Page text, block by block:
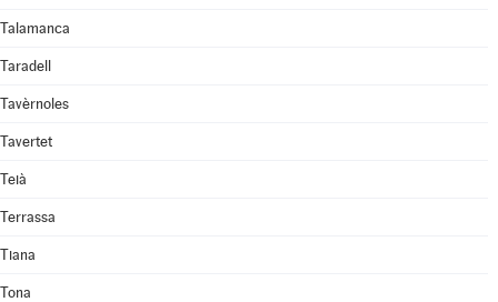
Talamanca
Taradell
Tavèrnoles
Tavertet
Teià
Terrassa
Tiana
Tona